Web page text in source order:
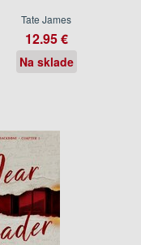
Tate James
12.95 €
Na sklade